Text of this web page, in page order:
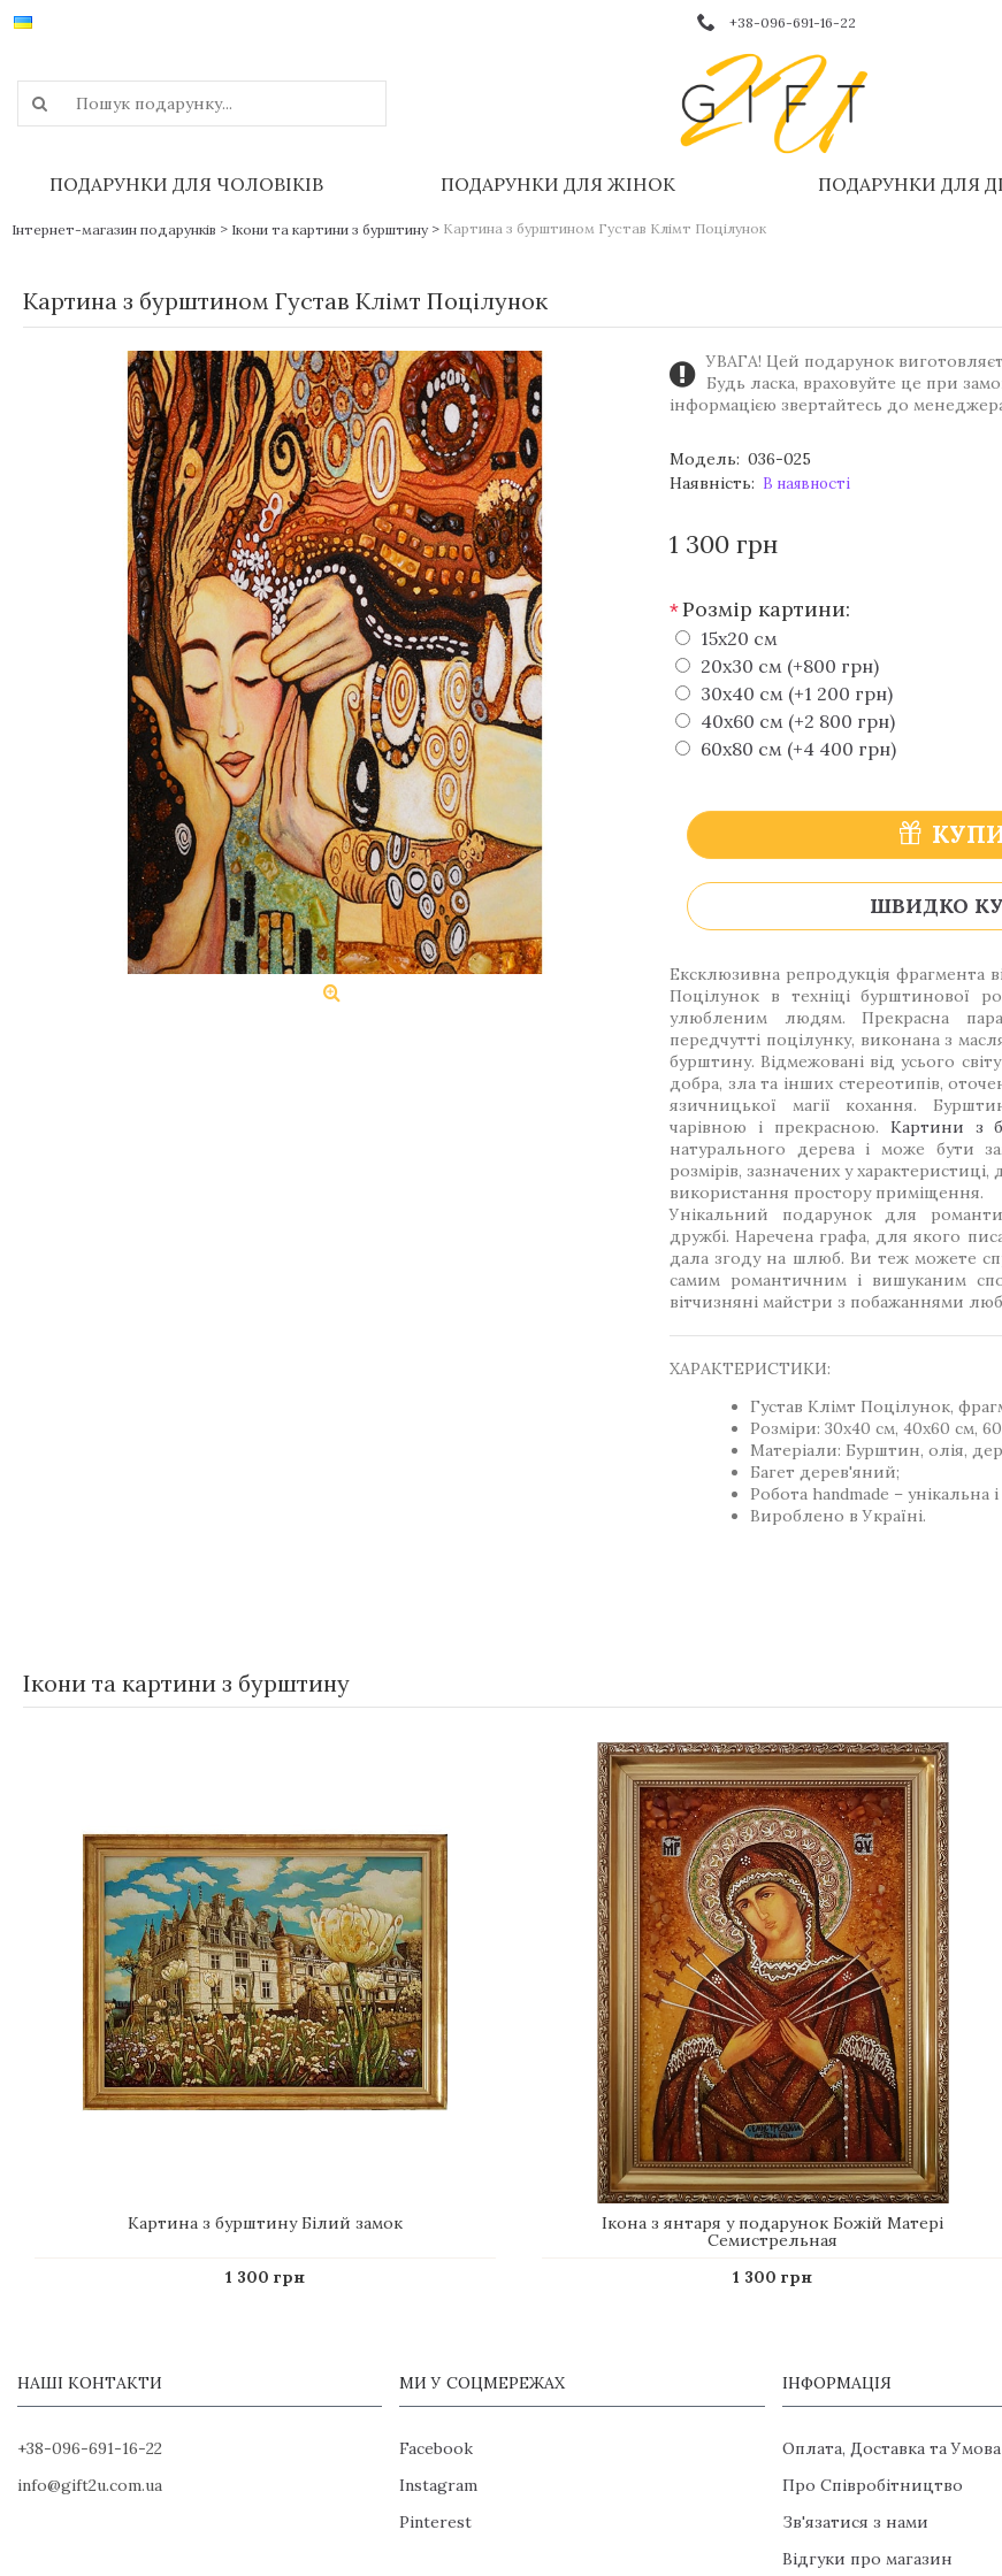
+38-096-691-16-22
ПОДАРУНКИ ДЛЯ ЧОЛОВІКІВ ПОДАРУНКИ ДЛЯ ЖІНОК ПОДАРУНКИ ДЛЯ
Інтернет-магазин подарунків > Ікони та картини з бурштину> Картина з бурштином Густав Клімт Поцілунок
Картина з бурштином Густав Клімт Поцілунок
УВАГА! Цей подарунок
Будь ласка, враховуйте це при
інформацією звертайтесь до
Модель: 036-025
Наявність: В наявності
1 300 грн
*Розмір картини:
15х20 см
20х30 см (+800 грн)
30х40 см (+1 200 грн)
40х60 см (+2 800 грн)
60х80 см (+4 400 грн)
ШВИДКО
Ексклюзивна репродукція фрагмента
Поцілунок в техніці бурштинової
улюбленим людям. Прекрасна
передчутті поцілунку, виконана з
бурштину. Відмежовані від усього
добра, зла та інших стереотипів,
язичницької магії кохання.
чарівною і прекрасною. Картини з
натурального дерева і може бути
розмірів, зазначених у
використання простору приміщення.
Унікальний подарунок для
дружбі. Наречена графа, для якого
дала згоду на шлюб. Ви теж можете
самим романтичним і вишуканим
вітчизняні майстри з побажаннями
ХАРАКТЕРИСТИКИ:
Густав Клімт Поцілунок,
Розміри: 30x40 см, 40x60 см,
Матеріали: Бурштин, олія,
Багет дерев'яний;
Робота handmade – унікальна
Вироблено в Україні.
Ікони та картини з бурштину
Картина з бурштину Білий замок
1 300 грн
Ікона з янтаря у подарунок Божій Матері
Семистрельная
1 300 грн
НАШІ КОНТАКТИ
+38-096-691-16-22
info@gift2u.com.ua
МИ У СОЦМЕРЕЖАХ
Facebook
Instagram
Pinterest
ІНФОРМАЦІЯ
Оплата, Доставка та Умова
Про Співробітництво
Зв'язатися з нами
Відгуки про магазин